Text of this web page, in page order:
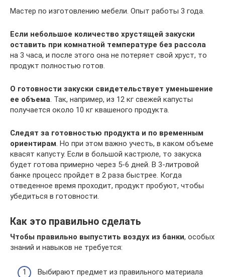
Мастер по изготовлению мебели. Опыт работы 3 года.
Если небольшое количество хрустящей закуски
оставить при комнатной температуре без рассола
на 3 часа, и после этого она не потеряет свой хруст, то
продукт полностью готов.
О готовности закуски свидетельствует уменьшение
ее объема. Так, например, из 12 кг свежей капусты
получается около 10 кг квашеного продукта.
Следят за готовностью продукта и по временным
ориентирам. Но при этом важно учесть, в каком объеме
квасят капусту. Если в большой кастрюле, то закуска
будет готова примерно через 5-6 дней. В 3-литровой
банке процесс пройдет в 2 раза быстрее. Когда
отведенное время проходит, продукт пробуют, чтобы
убедиться в готовности.
Как это правильно сделать
Чтобы правильно выпустить воздух из банки, особых
знаний и навыков не требуется:
Выбирают предмет из правильного материала